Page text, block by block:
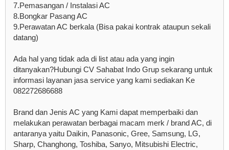
7.Pemasangan / Instalasi AC
8.Bongkar Pasang AC
9.Perawatan AC berkala (Bisa pakai kontrak ataupun sekali
datang)
Ada hal yang tidak ada di list atau ada yang ingin
ditanyakan?Hubungi CV Sahabat Indo Grup sekarang untuk
informasi layanan jasa service yang kami sediakan Ke
082272686688
Brand dan Jenis AC yang Kami dapat memperbaiki dan
melakukan perawatan berbagai macam merk / brand AC, di
antaranya yaitu Daikin, Panasonic, Gree, Samsung, LG,
Sharp, Changhong, Toshiba, Sanyo, Mitsubishi Electric,